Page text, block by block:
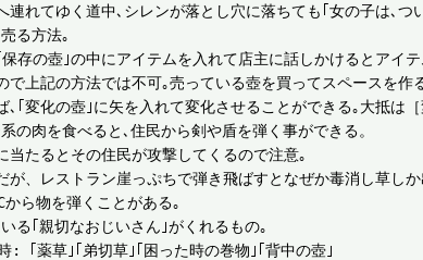
連れてゆく道中､シレンが落とし穴に落ちても｢女の子は､つ
る方法｡
存の壺｣の中にアイテムを入れて店主に話しかけるとアイ
で上記の方法では不可｡売っている壺を買ってスペースを作
､｢変化の壺｣に矢を入れて変化させることができる｡大抵
の肉を食べると､住民から剣や盾を弾く事ができる。
当たるとその住民が攻撃してくるので注意｡
が、レストラン崖っぷちで弾き飛ばすとなぜか毒消し草し
から物を弾くことがある｡
る｢親切なおじいさん｣がくれるもの｡
: ｢薬草｣｢弟切草｣｢困った時の巻物｣｢背中の壺｣